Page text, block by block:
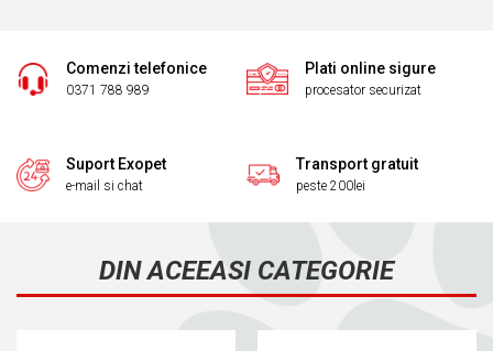
Comenzi telefonice
0371 788 989
Plati online sigure
procesator securizat
Suport Exopet
e-mail si chat
Transport gratuit
peste 200lei
DIN ACEEASI CATEGORIE